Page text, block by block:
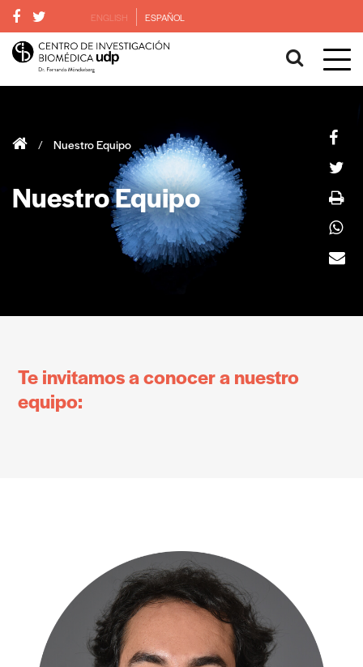
ENGLISH ESPAÑOL
/ Nuestro Equipo
Nuestro Equipo
Te invitamos a conocer a nuestro
equipo: